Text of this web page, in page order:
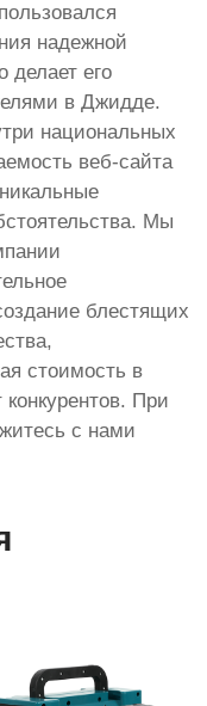
надежной
делает его
в Джидде.
национальных
веб-сайта
Мы
блестящих
стоимость в
При
с нами